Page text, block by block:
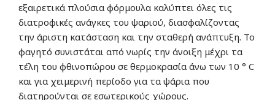
εξαιρετικά πλούσια φόρμουλα καλύπτει όλες τις
διατροφικές ανάγκες του ψαριού, διασφαλίζοντας
την άριστη κατάσταση και την σταθερή ανάπτυξη. Το
φαγητό συνιστάται από νωρίς την άνοιξη μέχρι τα
τέλη του φθινοπώρου σε θερμοκρασία άνω των 10 ° C
και για χειμερινή περίοδο για τα ψάρια που
διατηρούνται σε εσωτερικούς χώρους.